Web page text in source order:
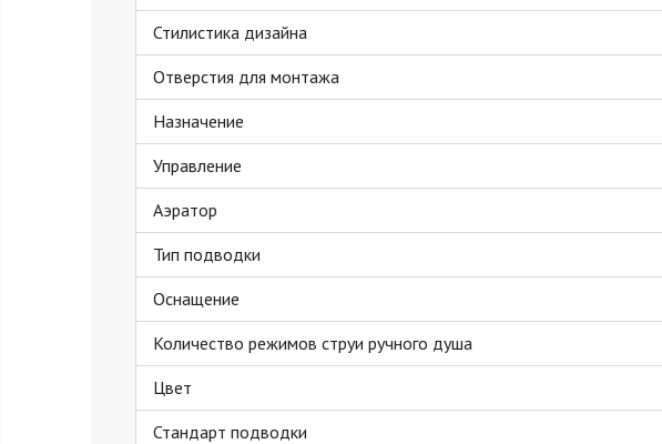
Стилистика дизайна
Отверстия для монтажа
Назначение
Управление
Аэратор
Тип подводки
Оснащение
Количество режимов струи ручного душа
Цвет
Стандарт подводки